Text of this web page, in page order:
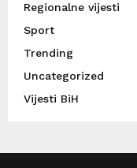
Regionalne vijesti
Sport
Trending
Uncategorized
Vijesti BiH